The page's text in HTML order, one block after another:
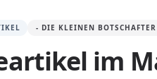
- DIE KLEINEN
im